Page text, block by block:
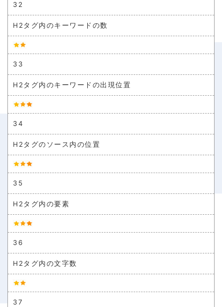
32
H2タグ内のキーワードの数
33
H2タグ内のキーワードの出現位置
34
H2タグのソース内の位置
35
H2タグ内の要素
36
H2タグ内の文字数
37